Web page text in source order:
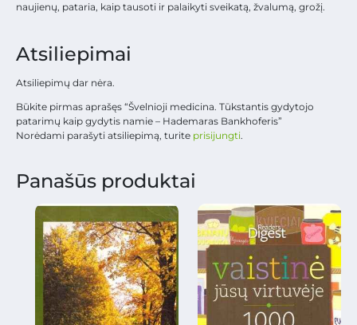
naujienų, pataria, kaip tausoti ir palaikyti sveikatą, žvalumą, grožį.
Atsiliepimai
Atsiliepimų dar nėra.
Būkite pirmas aprašęs “Švelnioji medicina. Tūkstantis gydytojo
patarimų kaip gydytis namie – Hademaras Bankhoferis”
Norėdami parašyti atsiliepimą, turite prisijungti.
Panašūs produktai